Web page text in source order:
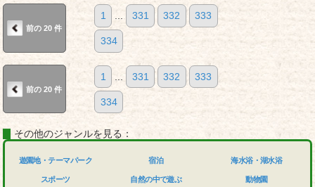
前の 20 件
1 ... 331 332 333
334
前の 20 件
1 331 332 333
334
その他のジャンルを見る：
遊園地・テーマパーク
スポーツ
宿泊
自然の中で遊ぶ
海水浴・湖水浴
動物園